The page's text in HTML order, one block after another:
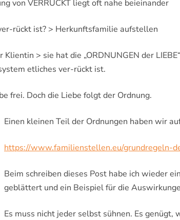
– WIR
von VERRÜCKT liegt oft nahe beieinander
rückt ist? > Herkunftsfamilie aufstellen
> sie hat die „ORDNUNGEN der
etliches ver-rückt ist.
frei. Doch die Liebe folgt der Ordnung.
Einen kleinen Teil der Ordnungen haben wir
https://www.familienstellen.eu/grundregeln-
Beim schreiben dieses Post habe ich wieder
geblättert und ein Beispiel für die
Es muss nicht jeder selbst sühnen. Es